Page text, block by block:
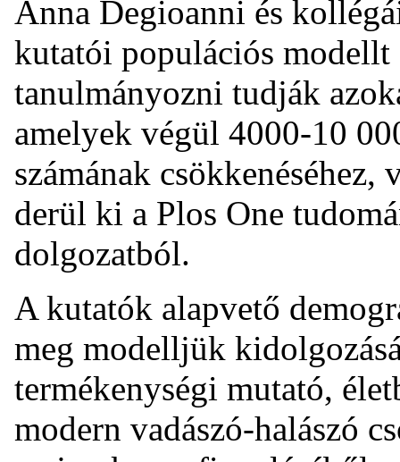
Anna Degioanni és
kutatói populációs
tanulmányozni tudják
amelyek végül 4000-10
számának
derül ki a Plos One
dolgozatból.
A kutatók alapvető
meg modelljük
termékenységi mutató,
modern vadászó-halászó